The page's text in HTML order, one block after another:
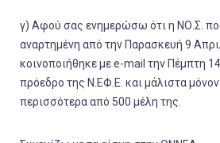
γ) Αφού σας ενημερώσω ότι η ΝΟ.Σ.
αναρτημένη από την Παρασκευή 9
κοινοποιήθηκε με e-mail την Πέμπτη
πρόεδρο της Ν.ΕΦ.Ε. και μάλιστα
περισσότερα από 500 μέλη της.